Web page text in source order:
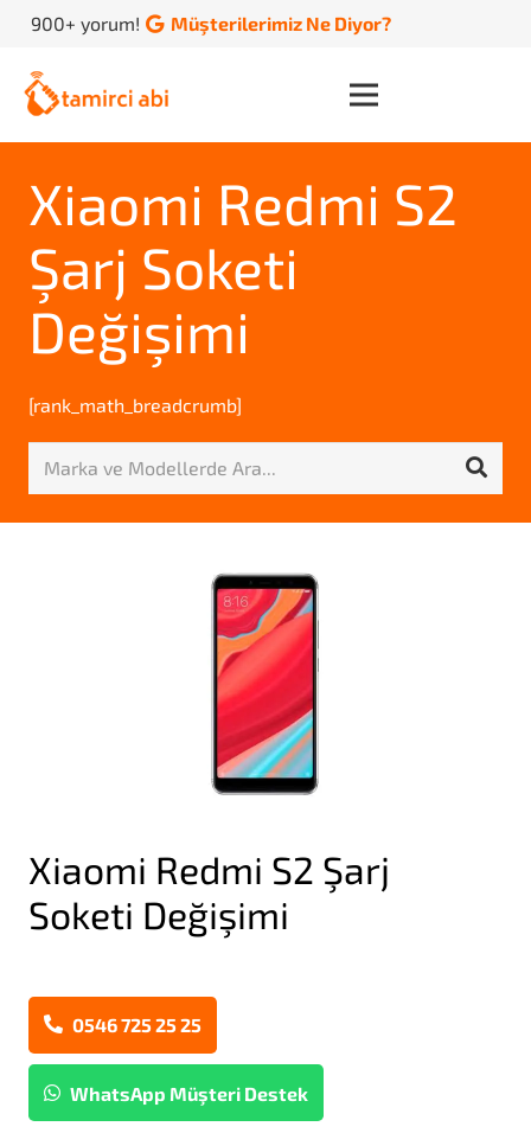
900+ yorum! Müşterilerimiz Ne Diyor?
Xiaomi Redmi S2
Şarj Soketi
Değişimi
[rank_math_breadcrumb]
Xiaomi Redmi S2 Şarj
Soketi Değişimi
0546 725 25 25
WhatsApp Müşteri Destek